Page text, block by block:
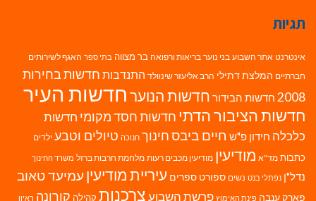
תגיות
אינטרנט אתר השבוע בני נוער בריאות ורפואה בר מצווה בתי ספר האגף לשירותים
חברתיים המלצת דתילי הרב אליעזר שינוולד התנדבות חדשות בחירות
2008 חדשות הבידור חדשות הנוערחדשות העיר
חדשות הציבור הדתי חדשות חסד מקומי חדשות
כלכלה חידון פ"ש חיים ביבסחינוך חנוכה טיולים וטבע ילדים
כתבות מד"א מודיעין מודיעין מכבים רעות מלחמת חרבות ברזל משרד החינוך
נדל"ן נפתלי בנט נשים ספורט ספרים עיריית מודיעין עמיעד טאוב
פארק ענבה פינת האימוץ פרשת השבועצרכנות קהילה קורונה ראיון